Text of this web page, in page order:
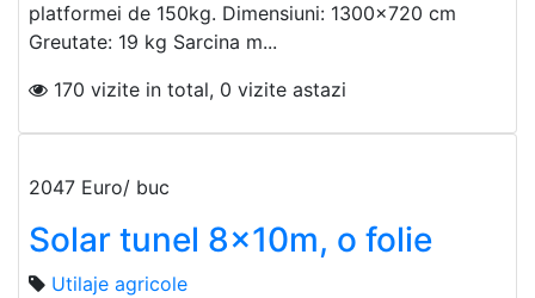
platformei de 150kg. Dimensiuni: 1300x720 cm
Greutate: 19 kg Sarcina m...
170 vizite in total, 0 vizite astazi
2047 Euro/ buc
Solar tunel 8x10m, o folie
Utilaje agricole